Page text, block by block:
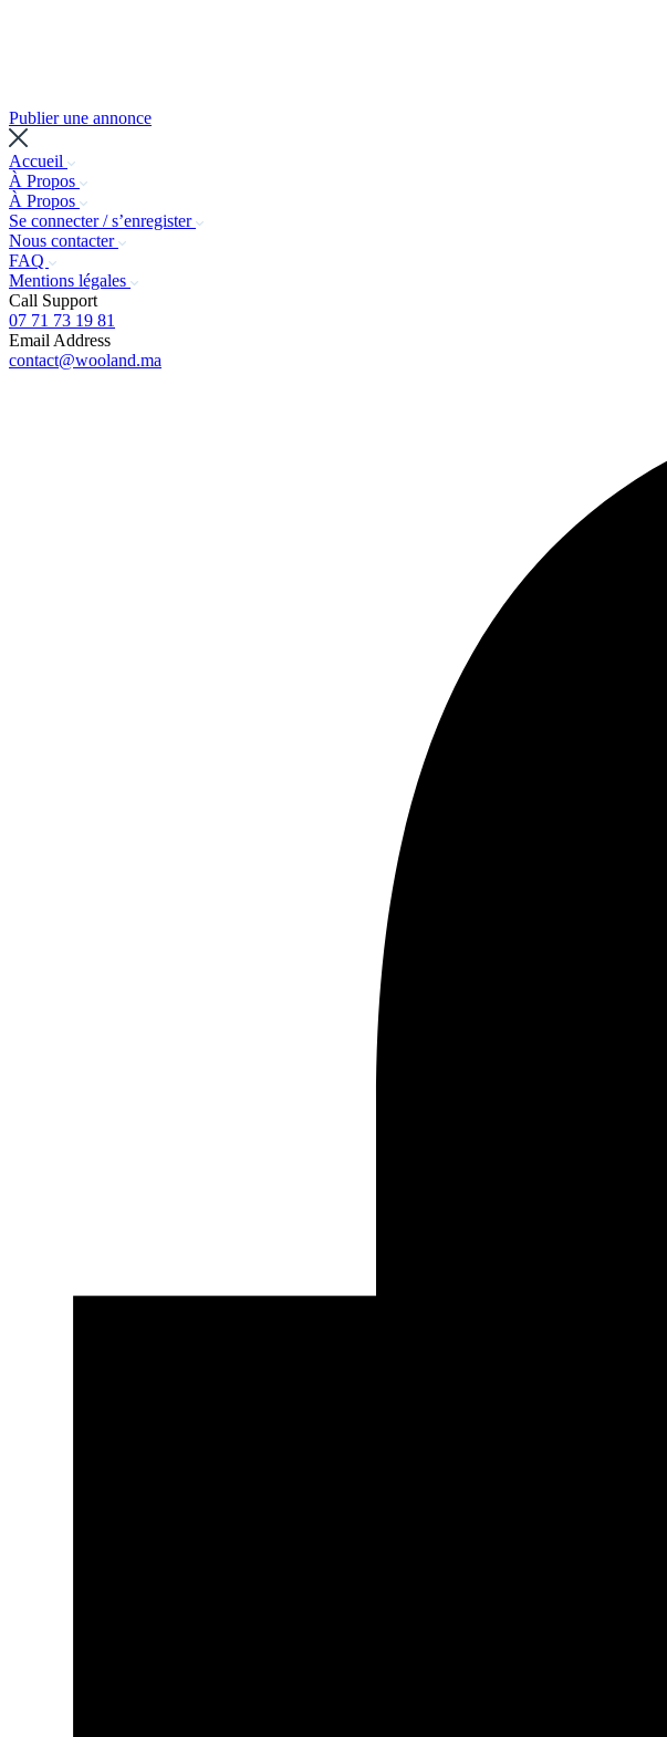
Publier une annonce
Accueil
À Propos
À Propos
Se connecter / s’enregister
Nous contacter
FAQ
Mentions légales
Call Support
07 71 73 19 81
Email Address
contact@wooland.ma